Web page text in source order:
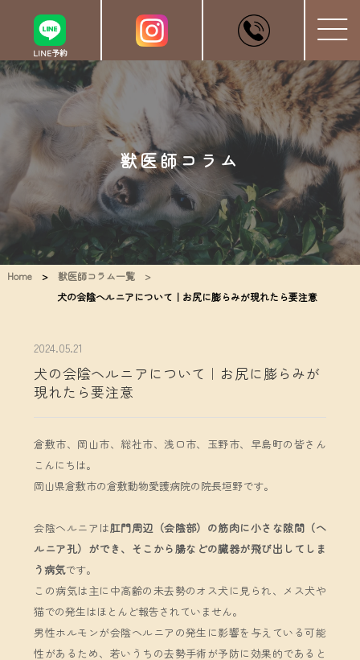
LINE予約
獣医師コラム
Home> 獣医師コラム一覧 >
犬の会陰ヘルニアについて｜お尻に膨らみが現れたら要注意
2024.05.21
犬の会陰ヘルニアについて｜お尻に膨らみが
現れたら要注意
倉敷市、岡山市、総社市、浅口市、玉野市、早島町の皆さん
こんにちは。
岡山県倉敷市の倉敷動物愛護病院の院長垣野です。
会陰ヘルニアは肛門周辺（会陰部）の筋肉に小さな隙間（ヘ
ルニア孔）ができ、 そこから腸などの臓器が飛び出してしま
う病気です。
この病気は主に中高齢の未去勢のオス犬に見られ、メス犬や
猫での発生はほとんど報告されていません。
男性ホルモンが会陰ヘルニアの発生に影響を与えている可能
性があるため、若いうちの去勢手術が予防に効果的であると